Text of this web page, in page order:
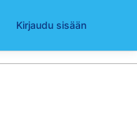
Kirjaudu sisään